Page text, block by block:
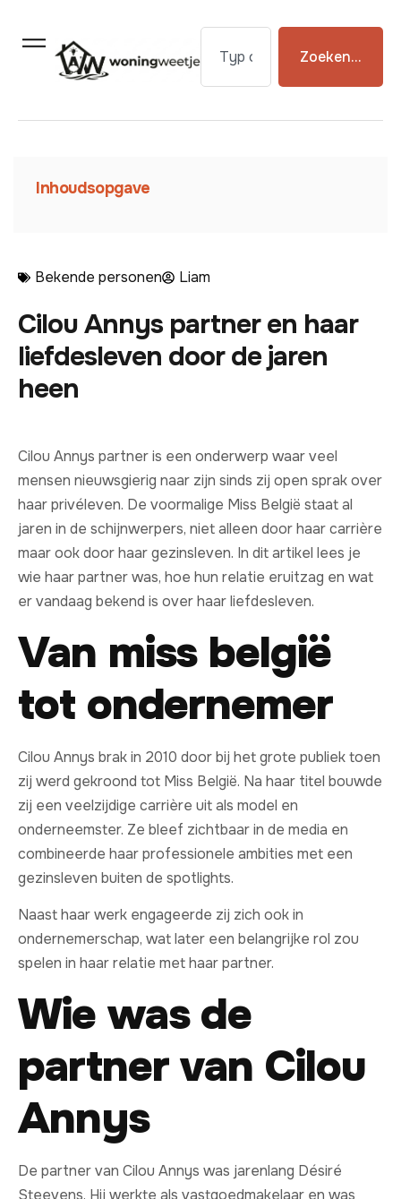
Zoeken...
Inhoudsopgave
Bekende personen Liam
Cilou Annys partner en haar
liefdesleven door de jaren
heen
Cilou Annys partner is een onderwerp waar veel
mensen nieuwsgierig naar zijn sinds zij open sprak over
haar privéleven. De voormalige Miss België staat al
jaren in de schijnwerpers, niet alleen door haar carrière
maar ook door haar gezinsleven. In dit artikel lees je
wie haar partner was, hoe hun relatie eruitzag en wat
er vandaag bekend is over haar liefdesleven.
Van miss belgië
tot ondernemer
Cilou Annys brak in 2010 door bij het grote publiek toen
zij werd gekroond tot Miss België. Na haar titel bouwde
zij een veelzijdige carrière uit als model en
onderneemster. Ze bleef zichtbaar in de media en
combineerde haar professionele ambities met een
gezinsleven buiten de spotlights.
Naast haar werk engageerde zij zich ook in
ondernemerschap, wat later een belangrijke rol zou
spelen in haar relatie met haar partner.
Wie was de
partner van Cilou
Annys
De partner van Cilou Annys was jarenlang Désiré
Steevens. Hij werkte als vastgoedmakelaar en was